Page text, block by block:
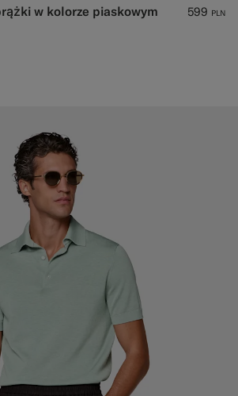
w kolorze piaskowym 599 PLN